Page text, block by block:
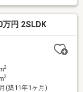
ーンについてのご
手数料を頂いてお
年数の短い方、自
が気になる方、ど
んございます。無
ので、お気軽にご
円 2SLDK
2
2
(築11年1ヶ月)